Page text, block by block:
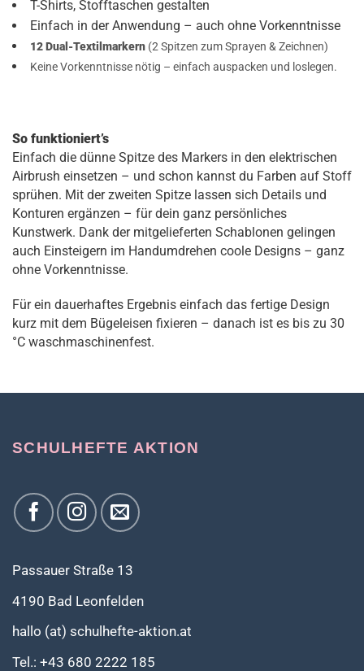
T-Shirts, Stofftaschen gestalten
Einfach in der Anwendung – auch ohne Vorkenntnisse
12 Dual-Textilmarkern (2 Spitzen zum Sprayen & Zeichnen)
Keine Vorkenntnisse nötig – einfach auspacken und loslegen.
So funktioniert’s
Einfach die dünne Spitze des Markers in den elektrischen
Airbrush einsetzen – und schon kannst du Farben auf Stoff
sprühen. Mit der zweiten Spitze lassen sich Details und
Konturen ergänzen – für dein ganz persönliches
Kunstwerk. Dank der mitgelieferten Schablonen gelingen
auch Einsteigern im Handumdrehen coole Designs – ganz
ohne Vorkenntnisse.
Für ein dauerhaftes Ergebnis einfach das fertige Design
kurz mit dem Bügeleisen fixieren – danach ist es bis zu 30
°C waschmaschinenfest.
SCHULHEFTE AKTION
Passauer Straße 13
4190 Bad Leonfelden
hallo (at) schulhefte-aktion.at
Tel.: +43 680 2222 185